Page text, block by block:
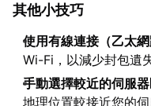
其他小技巧
使用有線連接（乙太網
Wi-Fi，以減少封包遺
手動選擇較近的伺服器
地理位置較接近您的伺